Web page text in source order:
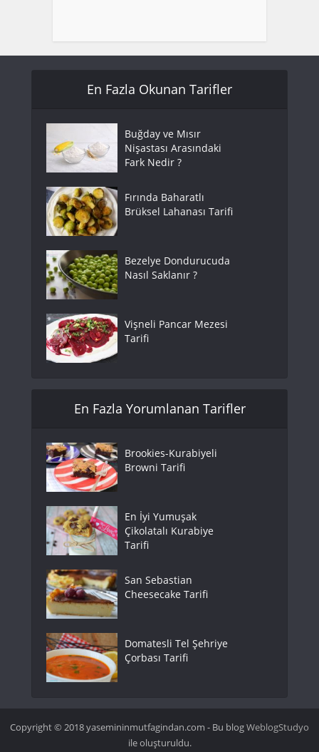
En Fazla Okunan Tarifler
Buğday ve Mısır
Nişastası Arasındaki
Fark Nedir ?
Fırında Baharatlı
Brüksel Lahanası Tarifi
Bezelye Dondurucuda
Nasıl Saklanır ?
Vişneli Pancar Mezesi
Tarifi
En Fazla Yorumlanan Tarifler
Brookies-Kurabiyeli
Browni Tarifi
En İyi Yumuşak
Çikolatalı Kurabiye
Tarifi
San Sebastian
Cheesecake Tarifi
Domatesli Tel Şehriye
Çorbası Tarifi
Copyright © 2018 yasemininmutfagindan.com - Bu blogWeblogStudyo
ile oluşturuldu.